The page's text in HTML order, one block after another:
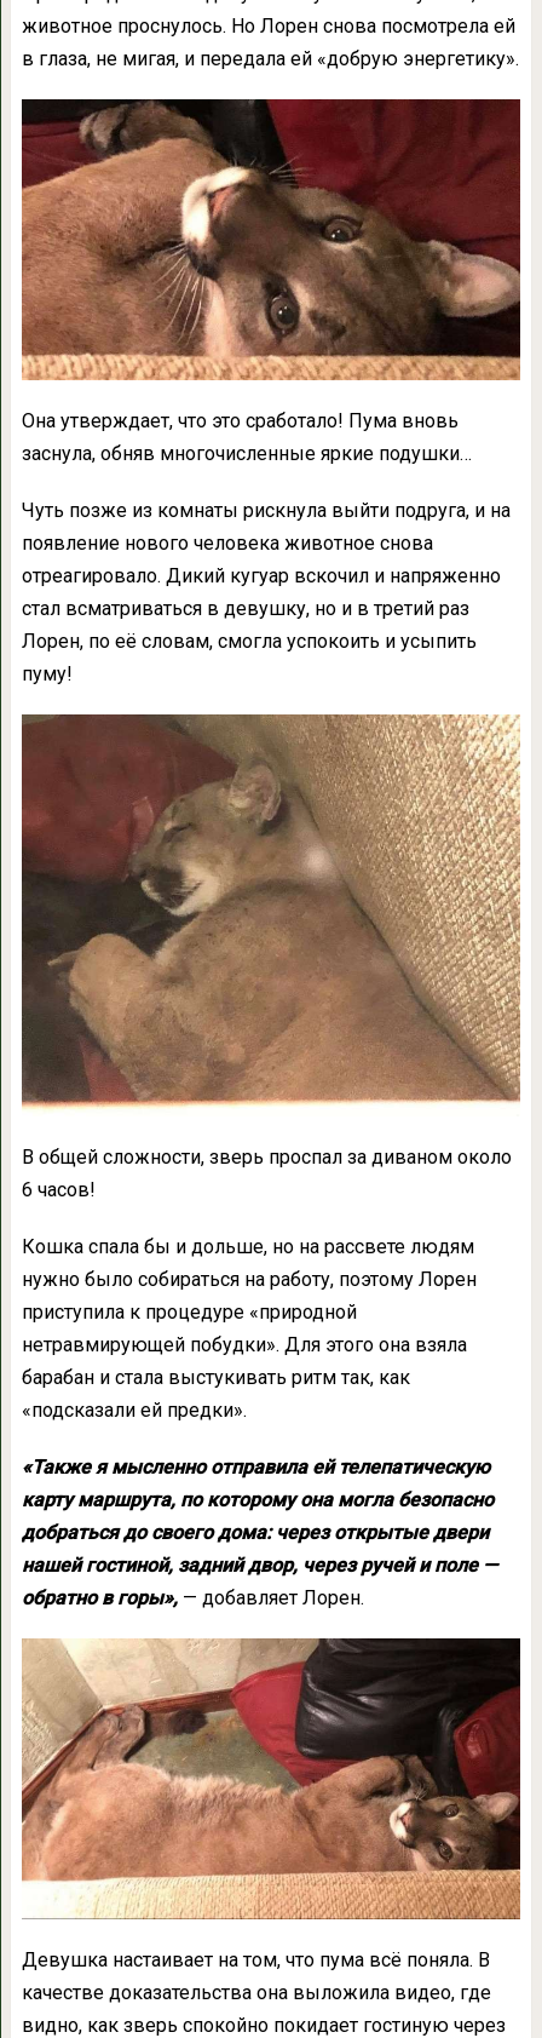
животное проснулось. Но Лорен снова посмотрела ей
в глаза, не мигая, и передала ей «добрую энергетику».
Она утверждает, что это сработало! Пума вновь
заснула, обняв многочисленные яркие подушки…
Чуть позже из комнаты рискнула выйти подруга, и на
появление нового человека животное снова
отреагировало. Дикий кугуар вскочил и напряженно
стал всматриваться в девушку, но и в третий раз
Лорен, по её словам, смогла успокоить и усыпить
пуму!
В общей сложности, зверь проспал за диваном около
6 часов!
Кошка спала бы и дольше, но на рассвете людям
нужно было собираться на работу, поэтому Лорен
приступила к процедуре «природной
нетравмирующей побудки». Для этого она взяла
барабан и стала выстукивать ритм так, как
«подсказали ей предки».
«Также я мысленно отправила ей телепатическую
карту маршрута, по которому она могла безопасно
добраться до своего дома: через открытые двери
нашей гостиной, задний двор, через ручей и поле —
обратно в горы»,— добавляет Лорен.
Девушка настаивает на том, что пума всё поняла. В
качестве доказательства она выложила видео, где
видно, как зверь спокойно покидает гостиную через